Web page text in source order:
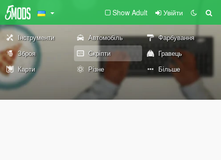
Show Adult Увійти
Інструменти Автомобіль
Фарбування
Зброя
Скріпти
Гравець
Карти
Різне Більше